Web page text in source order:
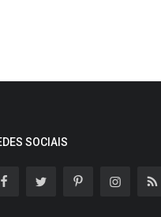
SOCIAIS